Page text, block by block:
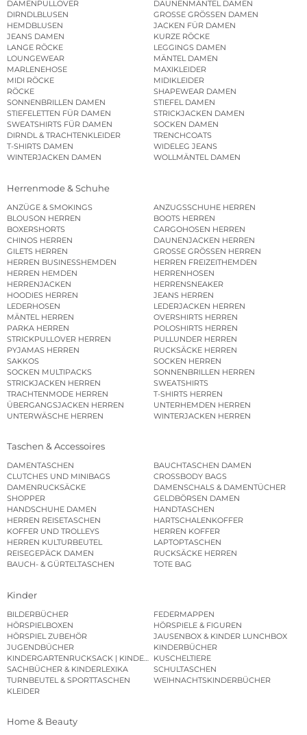
DAMENPULLOVER
DAUNENMÄNTEL DAMEN
DIRNDLBLUSEN
GROSSE GRÖSSEN DAMEN
HEMDBLUSEN
JACKEN FÜR DAMEN
JEANS DAMEN
KURZE RÖCKE
LANGE RÖCKE
LEGGINGS DAMEN
LOUNGEWEAR
MÄNTEL DAMEN
MARLENEHOSE
MAXIKLEIDER
MIDI RÖCKE
MIDIKLEIDER
RÖCKE
SHAPEWEAR DAMEN
SONNENBRILLEN DAMEN
STIEFEL DAMEN
STIEFELETTEN FÜR DAMEN
STRICKJACKEN DAMEN
SWEATSHIRTS FÜR DAMEN
SOCKEN DAMEN
DIRNDL & TRACHTENKLEIDER
TRENCHCOATS
T-SHIRTS DAMEN
WIDELEG JEANS
WINTERJACKEN DAMEN
WOLLMÄNTEL DAMEN
Herrenmode & Schuhe
ANZÜGE & SMOKINGS
ANZUGSSCHUHE HERREN
BLOUSON HERREN
BOOTS HERREN
BOXERSHORTS
CARGOHOSEN HERREN
CHINOS HERREN
DAUNENJACKEN HERREN
GILETS HERREN
GROSSE GRÖSSEN HERREN
HERREN BUSINESSHEMDEN
HERREN FREIZEITHEMDEN
HERREN HEMDEN
HERRENHOSEN
HERRENJACKEN
HERRENSNEAKER
HOODIES HERREN
JEANS HERREN
LEDERHOSEN
LEDERJACKEN HERREN
MÄNTEL HERREN
OVERSHIRTS HERREN
PARKA HERREN
POLOSHIRTS HERREN
STRICKPULLOVER HERREN
PULLUNDER HERREN
PYJAMAS HERREN
RUCKSÄCKE HERREN
SAKKOS
SOCKEN HERREN
SOCKEN MULTIPACKS
SONNENBRILLEN HERREN
STRICKJACKEN HERREN
SWEATSHIRTS
TRACHTENMODE HERREN
T-SHIRTS HERREN
ÜBERGANGSJACKEN HERREN
UNTERHEMDEN HERREN
UNTERWÄSCHE HERREN
WINTERJACKEN HERREN
Taschen & Accessoires
DAMENTASCHEN
BAUCHTASCHEN DAMEN
CLUTCHES UND MINIBAGS
CROSSBODY BAGS
DAMENRUCKSÄCKE
DAMENSCHALS & DAMENTÜCHER
SHOPPER
GELDBÖRSEN DAMEN
HANDSCHUHE DAMEN
HANDTASCHEN
HERREN REISETASCHEN
HARTSCHALENKOFFER
KOFFER UND TROLLEYS
HERREN KOFFER
HERREN KULTURBEUTEL
LAPTOPTASCHEN
REISEGEPÄCK DAMEN
RUCKSÄCKE HERREN
BAUCH- & GÜRTELTASCHEN
TOTE BAG
Kinder
BILDERBÜCHER
FEDERMAPPEN
HÖRSPIELBOXEN
HÖRSPIELE & FIGUREN
HÖRSPIEL ZUBEHÖR
JAUSENBOX & KINDER LUNCHBOX
JUGENDBÜCHER
KINDERBÜCHER
KINDERGARTENRUCKSACK | KINDERGARTENBEUTEL
KUSCHELTIERE
SACHBÜCHER & KINDERLEXIKA
SCHULTASCHEN
TURNBEUTEL & SPORTTASCHEN
WEIHNACHTSKINDERBÜCHER
KLEIDER
Home & Beauty